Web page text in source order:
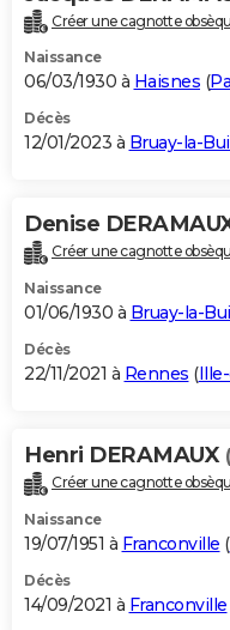
Créer une cagnotte
Naissance
06/03/1930 à Haisnes (
Décès
12/01/2023 à Bruay-la-
Denise
Créer une cagnotte
Naissance
01/06/1930 à Bruay-la-
Décès
22/11/2021 à Rennes (
Henri DERAMAUX
Créer une cagnotte
Naissance
19/07/1951 à Franconville (
Décès
14/09/2021 à Franconville